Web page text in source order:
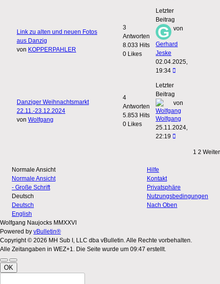
Link zu alten und neuen Fotos
aus Danzig
von KOPPERPAHLER
3
Antworten
8.033 Hits
0 Likes
Letzter
Beitrag
von
Gerhard
Jeske
02.04.2025,
19:34
Danziger Weihnachtsmarkt
22.11.-23.12.2024
von Wolfgang
4
Antworten
5.853 Hits
0 Likes
Letzter
Beitrag
von
Wolfgang
25.11.2024,
22:19
1 2 Weiter
Normale Ansicht
Normale Ansicht
- Große Schrift
Deutsch
Deutsch
English
Hilfe
Kontakt
Privatsphäre
Nutzungsbedingungen
Nach Oben
Wolfgang Naujocks MMXXVI
Powered by vBulletin®
Copyright © 2026 MH Sub I, LLC dba vBulletin. Alle Rechte vorbehalten.
Alle Zeitangaben in WEZ+1. Die Seite wurde um 09:47 erstellt.
OK